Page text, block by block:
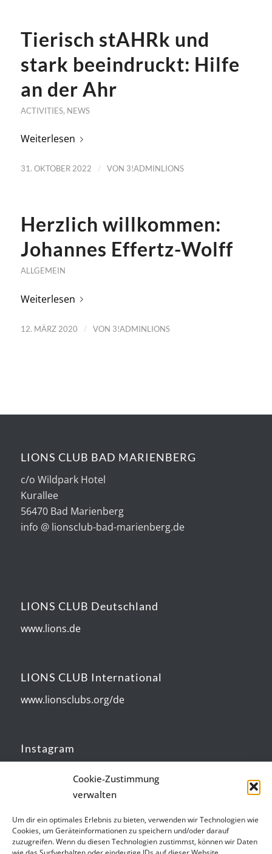
Cookie-Zustimmung
verwalten
Um dir ein optimales Erlebnis zu bieten, verwenden wir Technologien wie
Cookies, um Geräteinformationen zu speichern und/oder darauf
zuzugreifen. Wenn du diesen Technologien zustimmst, können wir Daten
Tierisch stAHRk und
stark beeindruckt: Hilfe
an der Ahr
ACTIVITIES, NEWS
Weiterlesen
31. OKTOBER 2022 / VON 3!ADMINLIONS
Herzlich willkommen:
Johannes Effertz-Wolff
ALLGEMEIN
Weiterlesen
12. MÄRZ 2020 / VON 3!ADMINLIONS
LIONS CLUB BAD MARIENBERG
c/o Wildpark Hotel
Kurallee
56470 Bad Marienberg
info @ lionsclub-bad-marienberg.de
LIONS CLUB Deutschland
www.lions.de
LIONS CLUB International
www.lionsclubs.org/de
Instagram
Kategorien